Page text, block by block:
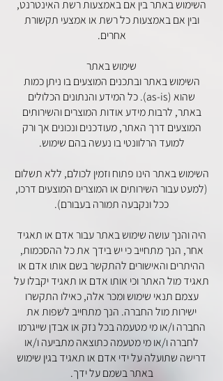
השימוש באתר בין אם באמצעות רשת האינטרנט,
ובין אם באמצעות כל רשת או אמצעי תקשורת
אחרים.
שימוש באתר
השימוש באתר ובתכנים המוצעים בו ניתן כמות
שהוא (as-is). כל המידע והנתונים הכלולים
באתר, לרבות מידע אודות המוצרים והשירותים
המוצעים דרך האתר, מעודכנים ונכונים אך ורק
למועד הרלוונטי בו נעשה בהם שימוש.
השימוש באתר הינו פתוח וזמין לכולם, ללא תשלום
(למעט עבור השירותים או המוצרים המוצעים דרכו,
ככל ונקבעה תמורה בעבורם).
היה והנך עושה שימוש באתר עבור אדם או תאגיד
אחר, הנך מתחייב כי יש בידך את כל ההסכמות,
ההיתרים והאישורים להתקשר בשם אותו אדם או
תאגיד מול האתר וכי אותו אדם או תאגיד יקבלו על
עצמם תנאי שימוש ומכר אלה, כאילו התקשרו
ישירות מול החברה. הנך מתחייב לשפות את
החברה ו/או מי מטעמה בכל נזק או אבדן שייגרמו
לחברה ו/או מי מטעמה כתוצאה מתביעה ו/או
דרישה שתועלה על ידי אדם או תאגיד בגין שימוש
באתר בשמם על ידך.